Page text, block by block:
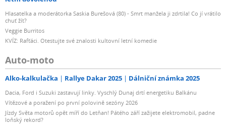
Hlasatelka a moderátorka Saskia Burešová (80) - Smrt manžela ji zdrtila! Co jí vrátilo
chuť žít?
Veggie Burritos
KVÍZ: Rafťáci. Otestujte své znalosti kultovní letní komedie
Auto-moto
Alko-kalkulačka Rallye Dakar 2025 Dálniční známka 2025
Dacia, Ford i Suzuki zastavují linky. Vyschlý Dunaj drtí energetiku Balkánu
Vítězové a poražení po první polovině sezóny 2026
Jízdy Světa motorů opět míří do Letňan! Pátého září zažijete elektromobil, padne
loňský rekord?